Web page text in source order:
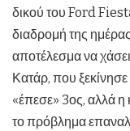
δικού του Ford
διαδρομή της
αποτέλεσμα να
Κατάρ, που
«έπεσε» 3ος, αλλά η
το πρόβλημα